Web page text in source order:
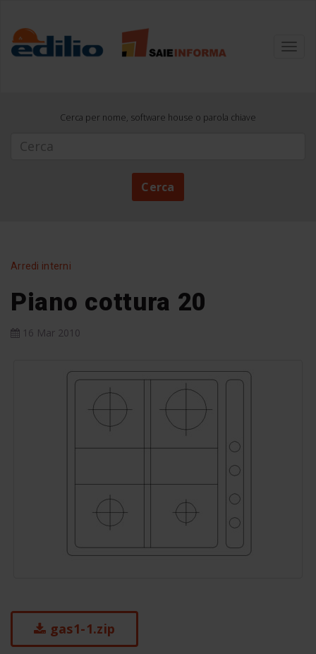
Cerca per nome, software house o parola chiave
Cerca
Arredi interni
Piano cottura 20
16 Mar 2010
gas1-1.zip